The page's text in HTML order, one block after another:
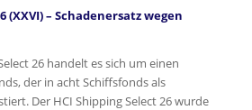
(XXVI) – Schadenersatz wegen
26 handelt es sich um einen
der in acht Schiffsfonds als
Der HCI Shipping Select 26 wurde